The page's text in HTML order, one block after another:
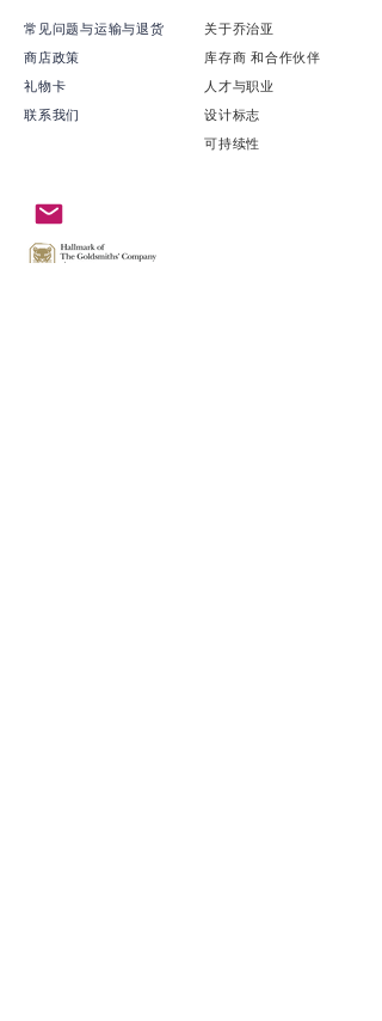
常见问题与运输与退货
商店政策
礼物卡
联系我们
关于乔治亚
​库存商 和合作伙伴
​人才与职业
​设计标志
可持续性